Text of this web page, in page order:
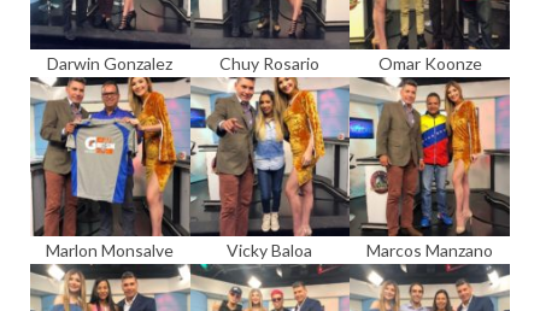
Darwin Gonzalez Chuy Rosario Omar Koonze
Marlon Monsalve Vicky Baloa Marcos Manzano